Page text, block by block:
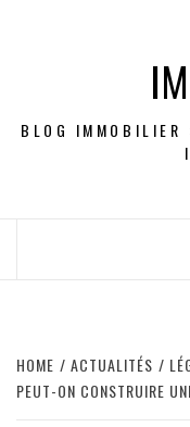
BLOG
HOME ACTUALITÉS
PEUT-ON CONSTRUIRE